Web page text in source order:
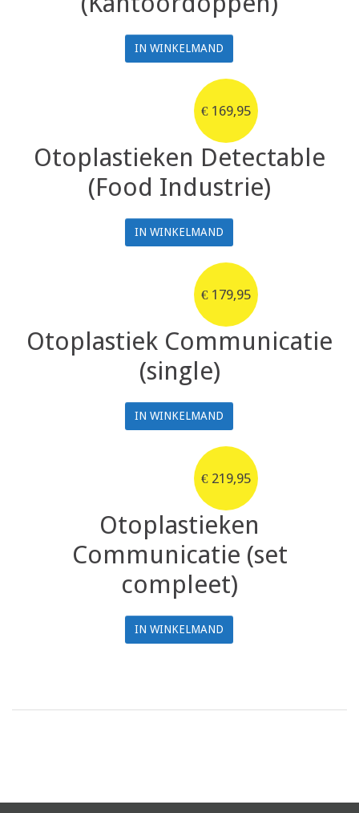
IN WINKELMAND
€ 169,95
Otoplastieken Detectable
(Food Industrie)
IN WINKELMAND
€ 179,95
Otoplastiek Communicatie
(single)
IN WINKELMAND
€ 219,95
Otoplastieken
Communicatie (set
compleet)
IN WINKELMAND